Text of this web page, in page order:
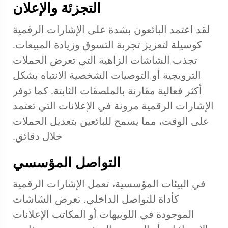
التجزئة والإعلان
لقد اعتمد البائعون بشدة على الإشارات الرقمية
كوسيلة لتعزيز تجربة التسوق وزيادة المبيعات.
تجذب الشاشات الزاهية التي تعرض الحملات
الترويجية أو التوصيات الشخصية الانتباه بشكل
أكثر فعالية مقارنة بالملصقات الثابتة. كما توفر
الإشارات الرقمية مرونة في الإعلانات التي تعتمد
على الوقت، مما يسمح للبائعين بتعديل الحملات
خلال دقائق.
التواصل المؤسسي
في البيئات المؤسسية، تعمل الإشارات الرقمية
كأداة للتواصل الداخلي. تعرض الشاشات
الموجودة في اللوبيهات أو المكاتب الإعلانات